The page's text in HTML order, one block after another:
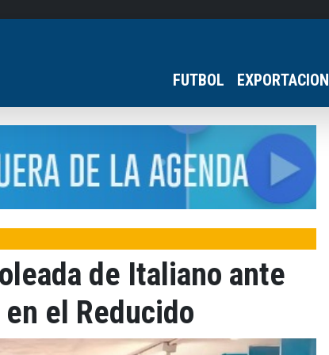
FUTBOL EXPORTACION
de Italiano ante
el Reducido